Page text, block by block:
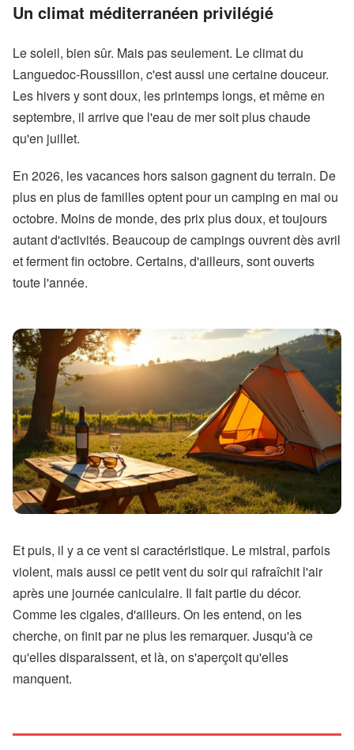
Un climat méditerranéen privilégié
Le soleil, bien sûr. Mais pas seulement. Le climat du
Languedoc-Roussillon, c'est aussi une certaine douceur.
Les hivers y sont doux, les printemps longs, et même en
septembre, il arrive que l'eau de mer soit plus chaude
qu'en juillet.
En 2026, les vacances hors saison gagnent du terrain. De
plus en plus de familles optent pour un camping en mai ou
octobre. Moins de monde, des prix plus doux, et toujours
autant d'activités. Beaucoup de campings ouvrent dès avril
et ferment fin octobre. Certains, d'ailleurs, sont ouverts
toute l'année.
Et puis, il y a ce vent si caractéristique. Le mistral, parfois
violent, mais aussi ce petit vent du soir qui rafraîchit l'air
après une journée caniculaire. Il fait partie du décor.
Comme les cigales, d'ailleurs. On les entend, on les
cherche, on finit par ne plus les remarquer. Jusqu'à ce
qu'elles disparaissent, et là, on s'aperçoit qu'elles
manquent.